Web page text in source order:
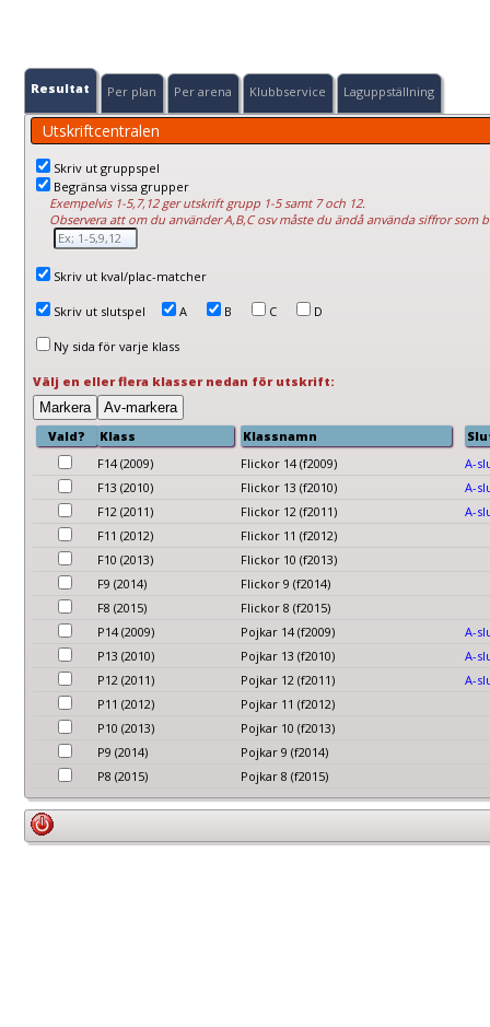
Resultat Per plan Per arena Klubbservice Laguppställning
Utskriftcentralen
Skriv ut gruppspel
Begränsa vissa grupper
Exempelvis 1-5,7,12 ger utskrift grupp 1-5 samt 7 och 12.
Observera att om du använder A,B,C osv måste du ändå använda siffror som
Skriv ut kval/plac-matcher
Skriv ut slutspel A B C D
Ny sida för varje klass
Välj en eller flera klasser nedan för utskrift:
Vald? Klass Klassnamn
F14 (2009)
Flickor 14 (f2009)
A-
F13 (2010)
Flickor 13 (f2010)
A-
F12 (2011)
Flickor 12 (f2011)
A-
F11 (2012)
Flickor 11 (f2012)
F10 (2013)
Flickor 10 (f2013)
F9 (2014)
Flickor 9 (f2014)
F8 (2015)
Flickor 8 (f2015)
P14 (2009)
Pojkar 14 (f2009)
A-
P13 (2010)
Pojkar 13 (f2010)
A-
P12 (2011)
Pojkar 12 (f2011)
A-
P11 (2012)
Pojkar 11 (f2012)
P10 (2013)
Pojkar 10 (f2013)
P9 (2014)
Pojkar 9 (f2014)
P8 (2015)
Pojkar 8 (f2015)